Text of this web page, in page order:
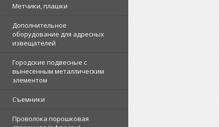
Метчики, плашки
Дополнительное
оборудование для адресных
извещателей
Городские подвесные с
вынесенным металлическим
элементом
Съемники
Проволока порошковая